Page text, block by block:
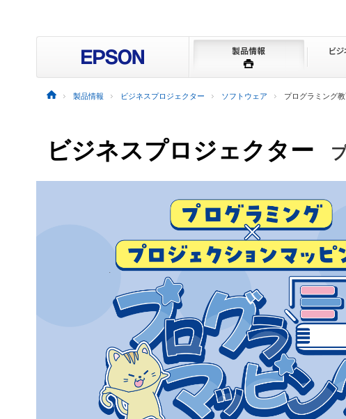
製品情報 ビジネスプロジェクター ソフトウェア プログラミング
ビジネスプロジェクター